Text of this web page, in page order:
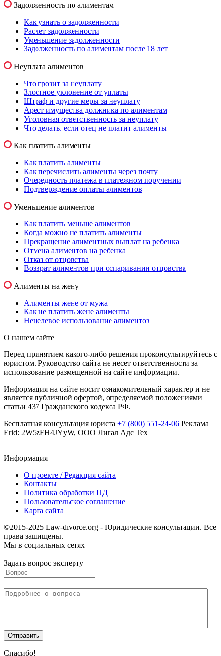
Задолженность по алиментам
Как узнать о задолженности
Расчет задолженности
Уменьшение задолженности
Задолженность по алиментам после 18 лет
Неуплата алиментов
Что грозит за неуплату
Злостное уклонение от уплаты
Штраф и другие меры за неуплату
Арест имущества должника по алиментам
Уголовная ответственность за неуплату
Что делать, если отец не платит алименты
Как платить алименты
Как платить алименты
Как перечислить алименты через почту
Очередность платежа в платежном поручении
Подтверждение оплаты алиментов
Уменьшение алиментов
Как платить меньше алиментов
Когда можно не платить алименты
Прекращение алиментных выплат на ребенка
Отмена алиментов на ребенка
Отказ от отцовства
Возврат алиментов при оспаривании отцовства
Алименты на жену
Алименты жене от мужа
Как не платить жене алименты
Нецелевое использование алиментов
О нашем сайте
Перед принятием какого-либо решения проконсультируйтесь с
юристом. Руководство сайта не несет ответственности за
использование размещенной на сайте информации.
Информация на сайте носит ознакомительный характер и не
является публичной офертой, определяемой положениями
статьи 437 Гражданского кодекса РФ.
Бесплатная консультация юриста +7 (800) 551-24-06 Реклама
Erid: 2W5zFH4JYyW, ООО Лигал Адс Тех
Информация
О проекте / Редакция сайта
Контакты
Политика обработки ПД
Пользовательское соглашение
Карта сайта
©2015-2025 Law-divorce.org - Юридические консультации. Все
права защищены.
Мы в социальных сетях
Задать вопрос эксперту
Спасибо!